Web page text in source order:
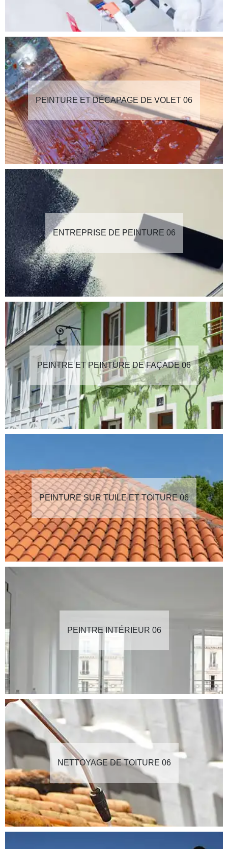
PEINTURE ET DÉCAPAGE DE VOLET 06
ENTREPRISE DE PEINTURE 06
PEINTRE ET PEINTURE DE FAÇADE 06
PEINTURE SUR TUILE ET TOITURE 06
PEINTRE INTÉRIEUR 06
NETTOYAGE DE TOITURE 06